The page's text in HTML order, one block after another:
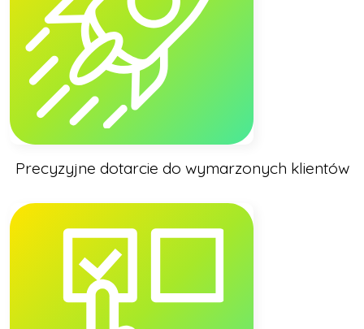
Precyzyjne dotarcie do wymarzonych klientów